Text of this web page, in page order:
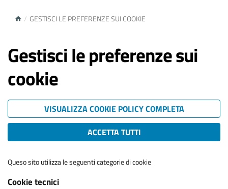
/ GESTISCI LE PREFERENZE SUI COOKIE
Gestisci le preferenze sui
cookie
VISUALIZZA COOKIE POLICY COMPLETA
ACCETTA TUTTI
Queso sito utilizza le seguenti categorie di cookie
Cookie tecnici